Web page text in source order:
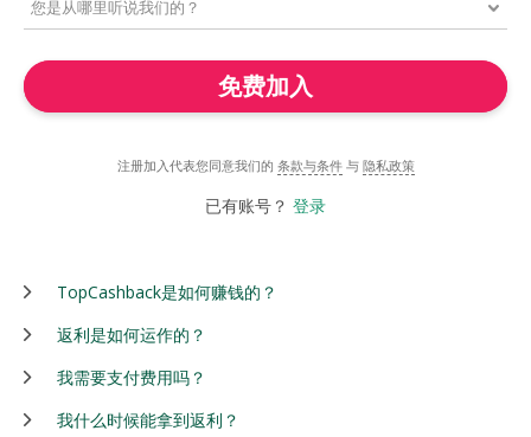
免费加入
注册加入代表您同意我们的 条款与条件 与 隐私政策
已有账号？ 登录
TopCashback是如何赚钱的？
返利是如何运作的？
我需要支付费用吗？
我什么时候能拿到返利？